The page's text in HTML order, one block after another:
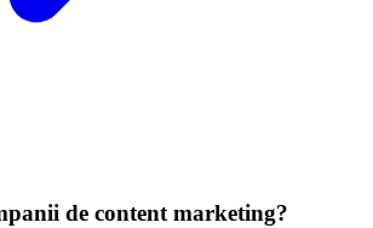
de content marketing?